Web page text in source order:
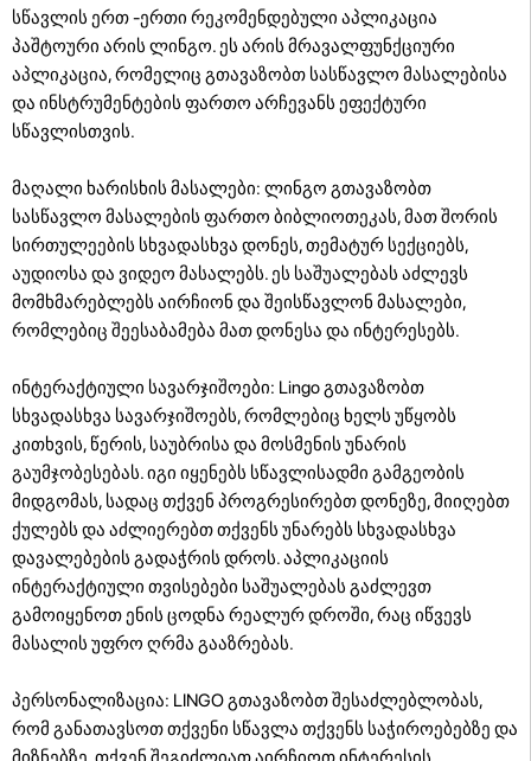
სწავლის ერთ -ერთი რეკომენდებული აპლიკაცია
პაშტოური არის ლინგო. ეს არის მრავალფუნქციური
აპლიკაცია, რომელიც გთავაზობთ სასწავლო მასალებისა
და ინსტრუმენტების ფართო არჩევანს ეფექტური
სწავლისთვის.
მაღალი ხარისხის მასალები: ლინგო გთავაზობთ
სასწავლო მასალების ფართო ბიბლიოთეკას, მათ შორის
სირთულეების სხვადასხვა დონეს, თემატურ სექციებს,
აუდიოსა და ვიდეო მასალებს. ეს საშუალებას აძლევს
მომხმარებლებს აირჩიონ და შეისწავლონ მასალები,
რომლებიც შეესაბამება მათ დონესა და ინტერესებს.
ინტერაქტიული სავარჯიშოები: Lingo გთავაზობთ
სხვადასხვა სავარჯიშოებს, რომლებიც ხელს უწყობს
კითხვის, წერის, საუბრისა და მოსმენის უნარის
გაუმჯობესებას. იგი იყენებს სწავლისადმი გამგეობის
მიდგომას, სადაც თქვენ პროგრესირებთ დონეზე, მიიღებთ
ქულებს და აძლიერებთ თქვენს უნარებს სხვადასხვა
დავალებების გადაჭრის დროს. აპლიკაციის
ინტერაქტიული თვისებები საშუალებას გაძლევთ
გამოიყენოთ ენის ცოდნა რეალურ დროში, რაც იწვევს
მასალის უფრო ღრმა გააზრებას.
პერსონალიზაცია: LINGO გთავაზობთ შესაძლებლობას,
რომ განათავსოთ თქვენი სწავლა თქვენს საჭიროებებზე და